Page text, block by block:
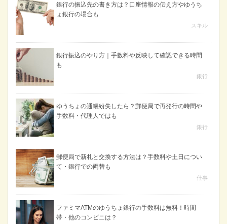
銀行の振込先の書き方は？口座情報の伝え方やゆうち
ょ銀行の場合も
スキル
銀行振込のやり方｜手数料や反映して確認できる時間
も
銀行
ゆうちょの通帳紛失したら？郵便局で再発行の時間や
手数料・代理人ではも
銀行
郵便局で新札と交換する方法は？手数料や土日につい
て・銀行での両替も
仕事
ファミマATMのゆうちょ銀行の手数料は無料！時間
帯・他のコンビニは？